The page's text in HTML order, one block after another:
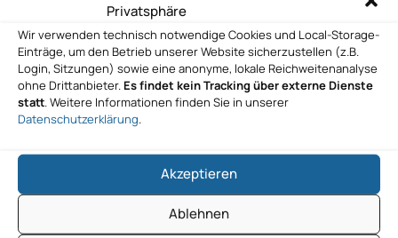
Privatsphäre
Wir verwenden technisch notwendige Cookies und Local-Storage-
Einträge, um den Betrieb unserer Website sicherzustellen (z.B.
Login, Sitzungen) sowie eine anonyme, lokale Reichweitenanalyse
ohne Drittanbieter. Es findet kein Tracking über externe Dienste
statt. Weitere Informationen finden Sie in unserer
Datenschutzerklärung.
Akzeptieren
Ablehnen